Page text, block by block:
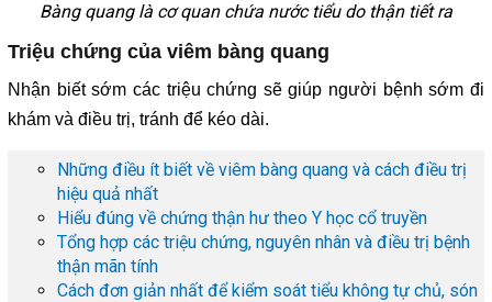
Bàng quang là cơ quan chứa nước tiểu do thận tiết ra
Triệu chứng của viêm bàng quang
Nhận biết sớm các triệu chứng sẽ giúp người bệnh sớm đi
khám và điều trị, tránh để kéo dài.
Những điều ít biết về viêm bàng quang và cách điều trị
hiệu quả nhất
Hiểu đúng về chứng thận hư theo Y học cổ truyền
Tổng hợp các triệu chứng, nguyên nhân và điều trị bệnh
thận mãn tính
Cách đơn giản nhất để kiểm soát tiểu không tự chủ, són